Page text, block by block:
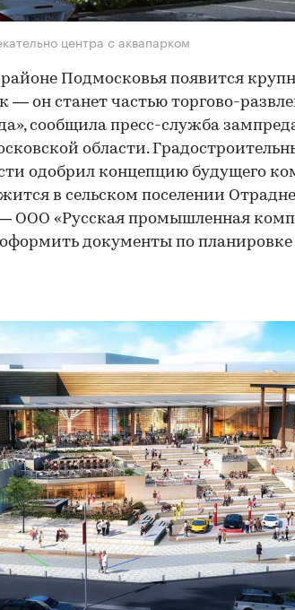
центра с аквапарком
Подмосковья появится
— он станет частью торгово-
сообщила пресс-служба
области.
одобрил концепцию будущего
в сельском поселении
ООО «Русская промышленная
документы по планировке